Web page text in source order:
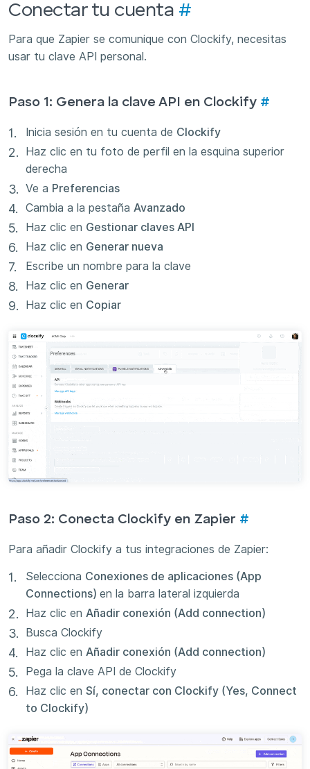
Conectar tu cuenta #
Para que Zapier se comunique con Clockify, necesitas
usar tu clave API personal.
Paso 1: Genera la clave API en Clockify #
Inicia sesión en tu cuenta de Clockify
Haz clic en tu foto de perfil en la esquina superior
derecha
Ve a Preferencias
Cambia a la pestaña Avanzado
Haz clic en Gestionar claves API
Haz clic en Generar nueva
Escribe un nombre para la clave
Haz clic en Generar
Haz clic en Copiar
Paso 2: Conecta Clockify en Zapier #
Para añadir Clockify a tus integraciones de Zapier:
Selecciona Conexiones de aplicaciones (App
Connections) en la barra lateral izquierda
Haz clic en Añadir conexión (Add connection)
Busca Clockify
Haz clic en Añadir conexión (Add connection)
Pega la clave API de Clockify
Haz clic en Sí, conectar con Clockify (Yes, Connect
to Clockify)